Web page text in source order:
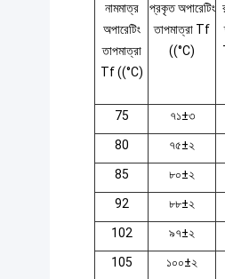
নামমাত্র
অপারেটিং
তাপমাত্রা
Tf ((°C)
প্রকৃত অপারেটিং
তাপমাত্রা Tf
((°C)
75 ৭১±৩
80 ৭৫±২
85 ৮০±২
92 ৮৮±২
102 ৯৭±২
105 ১০০±২